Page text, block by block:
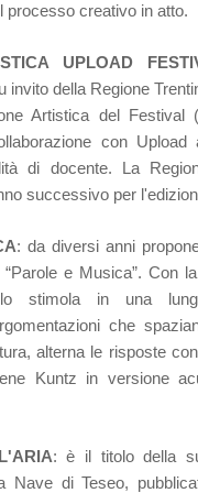
processo creativo in atto.
UPLOAD
invito della Regione
Artistica del Festival
con Upload
di docente. La
successivo per
: da diversi anni
e Musica”. Con
lo stimola in una
che
alterna le risposte
Kuntz in versione
: è il titolo della
Nave di Teseo,